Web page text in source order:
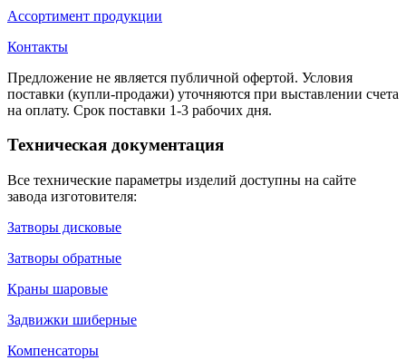
Ассортимент продукции
Контакты
Предложение не является публичной офертой. Условия
поставки (купли-продажи) уточняются при выставлении счета
на оплату. Срок поставки 1-3 рабочих дня.
Техническая документация
Все технические параметры изделий доступны на сайте
завода изготовителя:
Затворы дисковые
Затворы обратные
Краны шаровые
Задвижки шиберные
Компенсаторы